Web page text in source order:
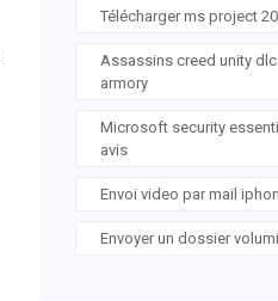
Télécharger ms project
Assassins creed unity
armory
Microsoft security
avis
Envoi video par mail
Envoyer un dossier